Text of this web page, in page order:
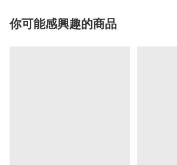
你可能感興趣的商品